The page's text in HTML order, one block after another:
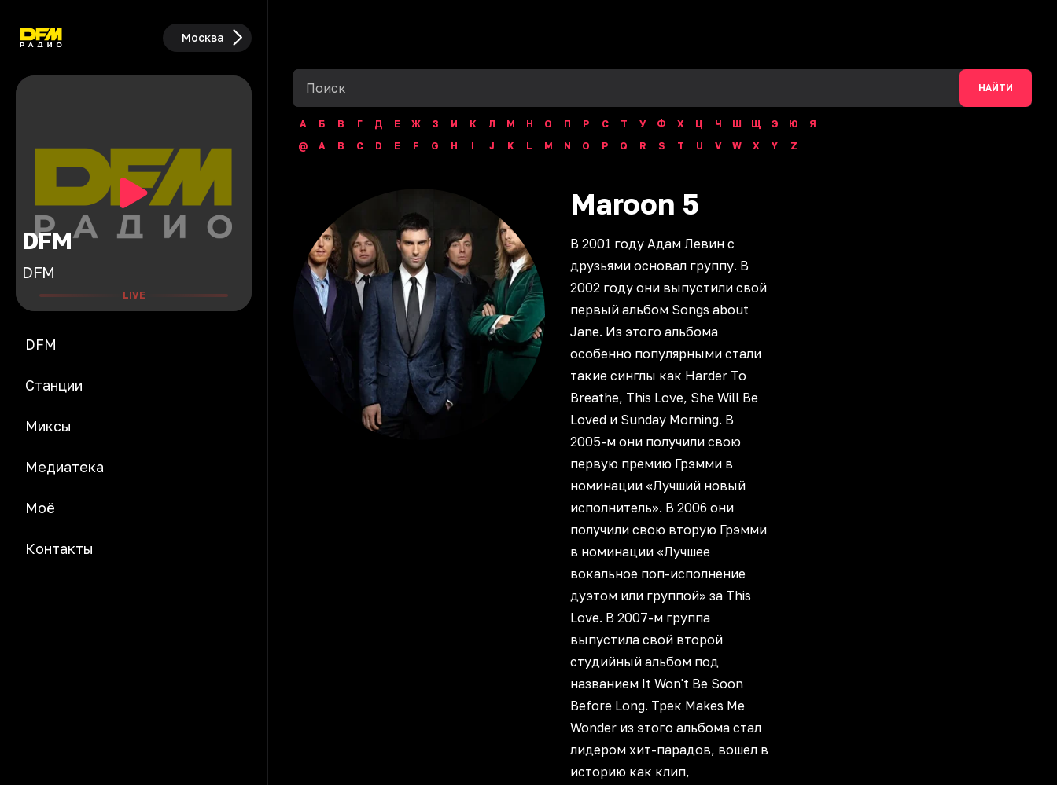
Москва
DFM
DFM
LIVE
DFM
Станции
Миксы
Медиатека
Моё
Контакты
НАЙТИ
А Б В Г Д Е Ж З И К Л М Н О П Р С Т У Ф Х Ц Ч Ш Щ Э Ю
Я
@
A B C D E F G H I J K L M N O P Q R S T U V W X Y Z
Maroon 5
В 2001 году Адам Левин с
друзьями основал группу. В
2002 году они выпустили свой
первый альбом Songs about
Jane. Из этого альбома
особенно популярными стали
такие синглы как Harder To
Breathe, This Love, She Will Be
Loved и Sunday Morning. В
2005-м они получили свою
первую премию Грэмми в
номинации «Лучший новый
исполнитель». В 2006 они
получили свою вторую Грэмми
в номинации «Лучшее
вокальное поп-исполнение
дуэтом или группой» за This
Love. В 2007-м группа
выпустила свой второй
студийный альбом под
названием It Won't Be Soon
Before Long. Трек Makes Me
Wonder из этого альбома стал
лидером хит-парадов, вошел в
историю как клип,